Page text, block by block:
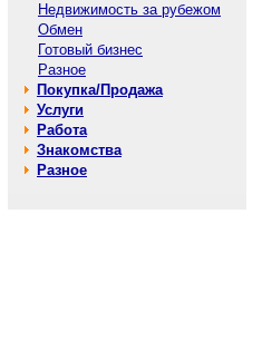
Недвижимость за рубежом
Обмен
Готовый бизнес
Разное
Покупка/Продажа
Услуги
Работа
Знакомства
Разное